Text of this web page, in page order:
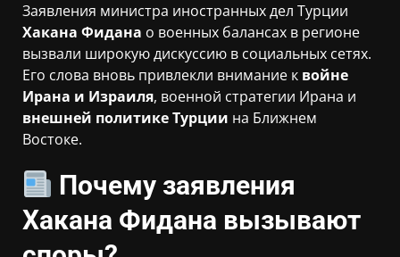
Заявления министра иностранных дел Турции
Хакана Фидана о военных балансах в регионе
вызвали широкую дискуссию в социальных сетях.
Его слова вновь привлекли внимание к войне
Ирана и Израиля, военной стратегии Ирана и
внешней политике Турции на Ближнем
Востоке.
Почему заявления
Хакана Фидана вызывают